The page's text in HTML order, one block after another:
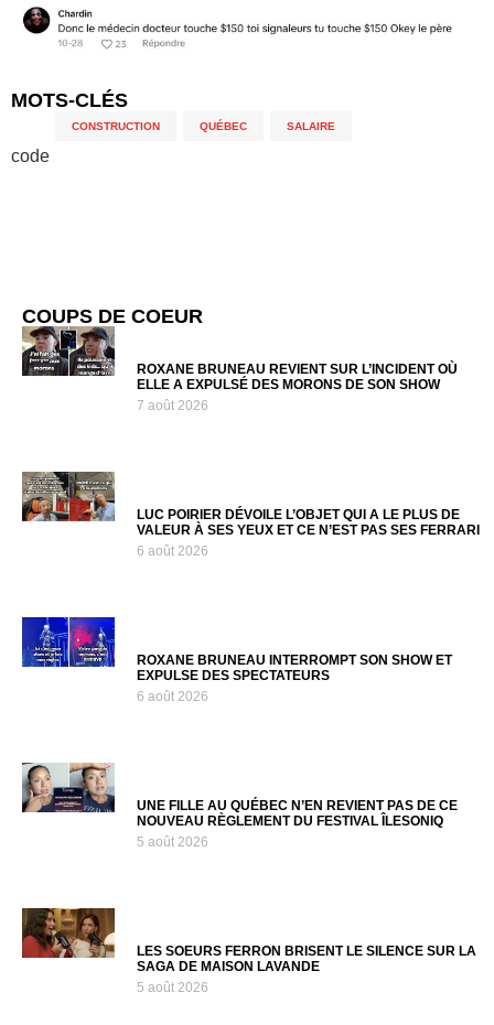
MOTS-CLÉS
CONSTRUCTION QUÉBEC SALAIRE
code
COUPS DE COEUR
ROXANE BRUNEAU REVIENT SUR L’INCIDENT OÙ
ELLE A EXPULSÉ DES MORONS DE SON SHOW
7 août 2026
LUC POIRIER DÉVOILE L’OBJET QUI A LE PLUS DE
VALEUR À SES YEUX ET CE N’EST PAS SES FERRARI
6 août 2026
ROXANE BRUNEAU INTERROMPT SON SHOW ET
EXPULSE DES SPECTATEURS
6 août 2026
UNE FILLE AU QUÉBEC N’EN REVIENT PAS DE CE
NOUVEAU RÈGLEMENT DU FESTIVAL ÎLESONIQ
5 août 2026
LES SOEURS FERRON BRISENT LE SILENCE SUR LA
SAGA DE MAISON LAVANDE
5 août 2026